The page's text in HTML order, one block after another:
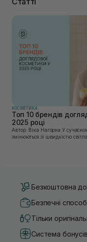
КОСМЕТИКА
Топ 10 брендів
2025 році
Автор: Віка Нагорна У сучасному світі, де тренди
змінюються зі швидкістю
Безкоштовна
Безпечні
Тільки
Система